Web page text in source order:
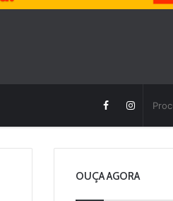
OUÇA AGORA